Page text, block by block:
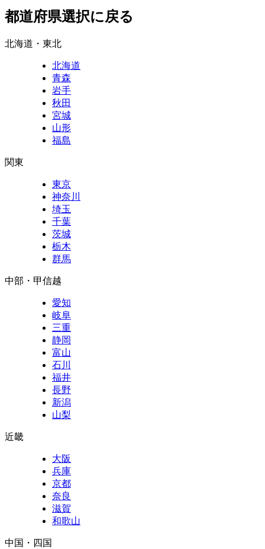
都道府県選択に戻る
北海道・東北
北海道
青森
岩手
秋田
宮城
山形
福島
関東
東京
神奈川
埼玉
千葉
茨城
栃木
群馬
中部・甲信越
愛知
岐阜
三重
静岡
富山
石川
福井
長野
新潟
山梨
近畿
大阪
兵庫
京都
奈良
滋賀
和歌山
中国・四国